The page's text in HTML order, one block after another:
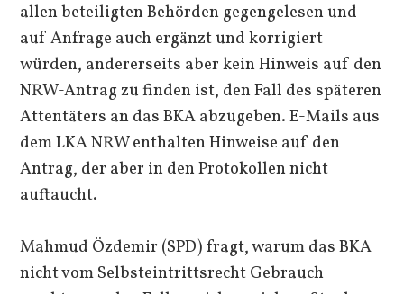
allen beteiligten Behörden gegengelesen und
auf Anfrage auch ergänzt und korrigiert
würden, andererseits aber kein Hinweis auf den
NRW-Antrag zu finden ist, den Fall des späteren
Attentäters an das BKA abzugeben. E-Mails aus
dem LKA NRW enthalten Hinweise auf den
Antrag, der aber in den Protokollen nicht
auftaucht.
Mahmud Özdemir (SPD) fragt, warum das BKA
nicht vom Selbsteintrittsrecht Gebrauch